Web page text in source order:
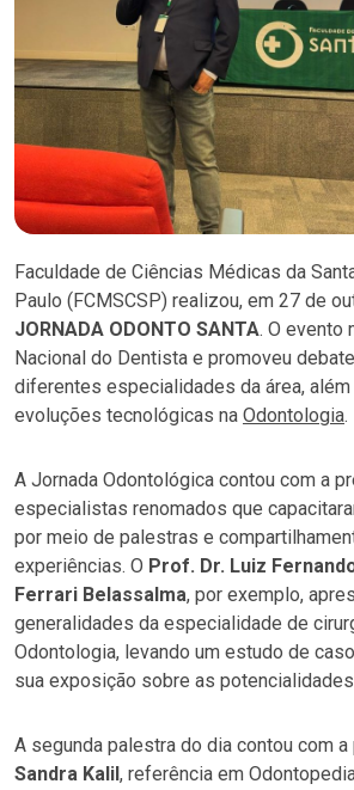
Faculdade de Ciências Médicas da
Paulo (FCMSCSP) realizou, em 27 de
JORNADA ODONTO SANTA. O evento
Nacional do Dentista e promoveu
diferentes especialidades da área,
evoluções tecnológicas na Odontologia.
A Jornada Odontológica contou com a
especialistas renomados que
por meio de palestras e
experiências. O Prof. Dr. Luiz
Ferrari Belassalma, por exemplo,
generalidades da especialidade de
Odontologia, levando um estudo de
sua exposição sobre as potencialidades
A segunda palestra do dia contou com a
Sandra Kalil , referência em